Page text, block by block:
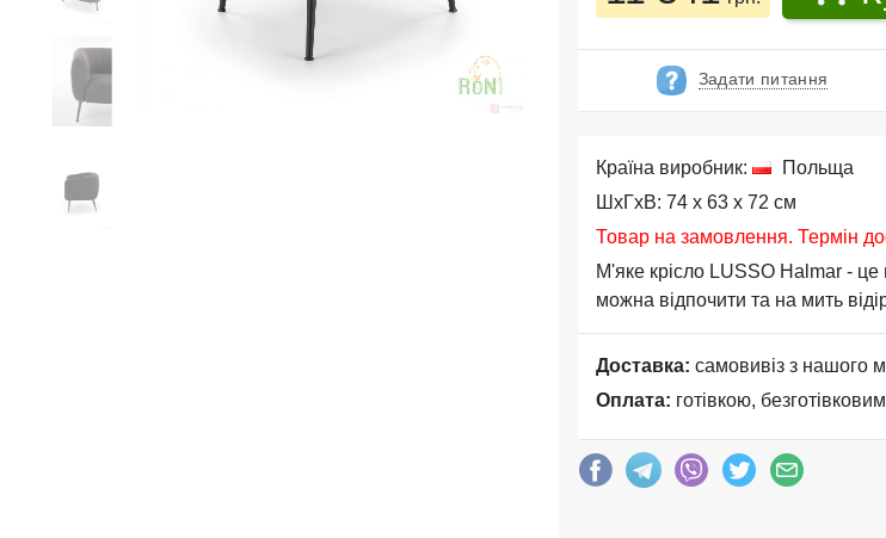
Задати питання
Країна виробник:
Польща
ШхГхВ: 74 x 63 x 72 см
Товар на замовлення. Термін
М'яке крісло LUSSO Halmar - це
можна відпочити та на мить
Доставка: самовивіз з нашого
Оплата: готівкою,